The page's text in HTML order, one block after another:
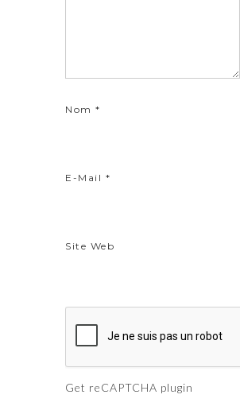
Nom *
E-Mail *
Site Web
Get reCAPTCHA plugin